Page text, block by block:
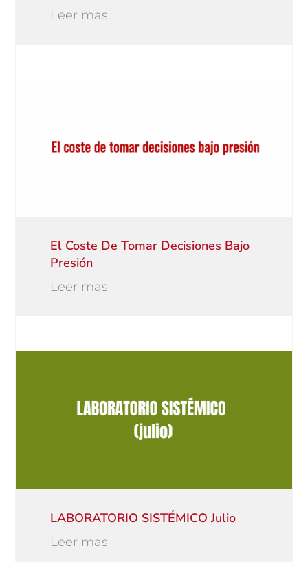
Leer mas
El Coste De Tomar Decisiones Bajo
Presión
Leer mas
LABORATORIO SISTÉMICO Julio
Leer mas